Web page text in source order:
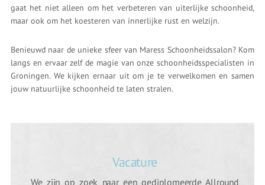
gaat het niet alleen om het verbeteren van uiterlijke schoonheid,
maar ook om het koesteren van innerlijke rust en welzijn.
Benieuwd naar de unieke sfeer van Maress Schoonheidssalon? Kom
langs en ervaar zelf de magie van onze schoonheidsspecialisten in
Groningen. We kijken ernaar uit om je te verwelkomen en samen
jouw natuurlijke schoonheid te laten stralen.
Vacature
We zijn op zoek naar een gediplomeerde Allround